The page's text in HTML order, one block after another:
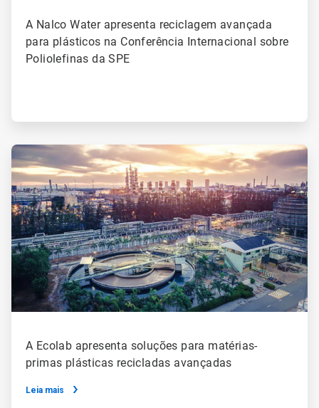
A Nalco Water apresenta reciclagem avançada
para plásticos na Conferência Internacional sobre
Poliolefinas da SPE
ArticleTile
de
2
A Ecolab apresenta soluções para matérias-
primas plásticas recicladas avançadas
Leia mais